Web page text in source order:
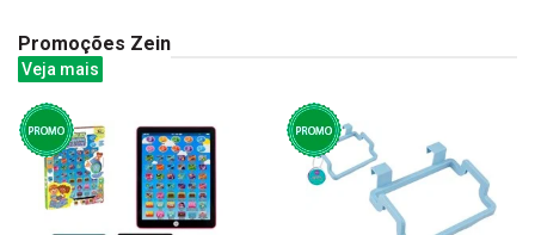
Promoções Zein
Veja mais